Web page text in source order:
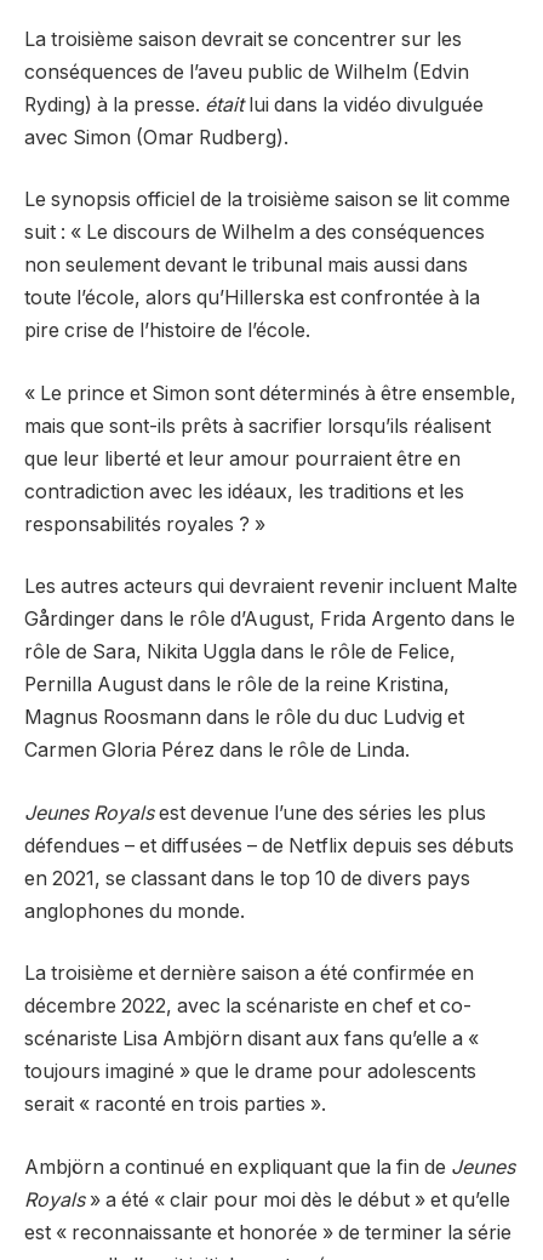
La troisième saison devrait se concentrer sur les
conséquences de l’aveu public de Wilhelm (Edvin
Ryding) à la presse. étaitlui dans la vidéo divulguée
avec Simon (Omar Rudberg).
Le synopsis officiel de la troisième saison se lit comme
suit : « Le discours de Wilhelm a des conséquences
non seulement devant le tribunal mais aussi dans
toute l’école, alors qu’Hillerska est confrontée à la
pire crise de l’histoire de l’école.
« Le prince et Simon sont déterminés à être ensemble,
mais que sont-ils prêts à sacrifier lorsqu’ils réalisent
que leur liberté et leur amour pourraient être en
contradiction avec les idéaux, les traditions et les
responsabilités royales ? »
Les autres acteurs qui devraient revenir incluent Malte
Gårdinger dans le rôle d’August, Frida Argento dans le
rôle de Sara, Nikita Uggla dans le rôle de Felice,
Pernilla August dans le rôle de la reine Kristina,
Magnus Roosmann dans le rôle du duc Ludvig et
Carmen Gloria Pérez dans le rôle de Linda.
Jeunes Royalsest devenue l’une des séries les plus
défendues – et diffusées – de Netflix depuis ses débuts
en 2021, se classant dans le top 10 de divers pays
anglophones du monde.
La troisième et dernière saison a été confirmée en
décembre 2022, avec la scénariste en chef et co-
scénariste Lisa Ambjörn disant aux fans qu’elle a «
toujours imaginé » que le drame pour adolescents
serait « raconté en trois parties ».
Ambjörn a continué en expliquant que la fin de Jeunes
Royals» a été « clair pour moi dès le début » et qu’elle
est « reconnaissante et honorée » de terminer la série